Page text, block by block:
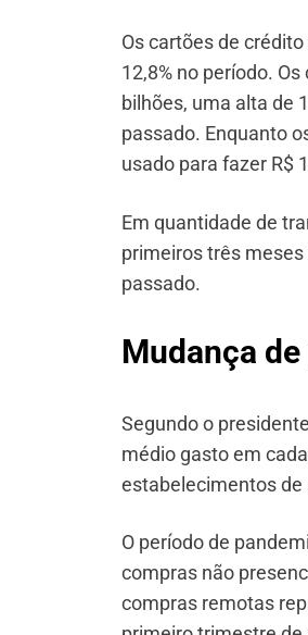
Os cartões de
12,8% no período.
bilhões, uma alta de
passado. Enquanto
usado para fazer R$
Em quantidade de
primeiros três
passado.
Mudança
Segundo o
médio gasto em
estabelecimentos de
O período de
compras não
compras remotas